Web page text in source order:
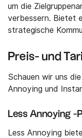
um die
verbessern. Bietet
strategische
Preis- und
Schauen wir uns
Annoying und
Less Annoying -
Less Annoying